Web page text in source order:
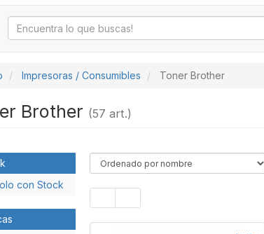
Impresoras / Consumibles Toner Brother
Brother (57 art.)
con Stock